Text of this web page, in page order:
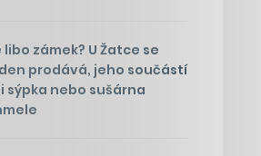
libo zámek? U Žatce se
prodává, jeho součástí
sýpka nebo sušárna